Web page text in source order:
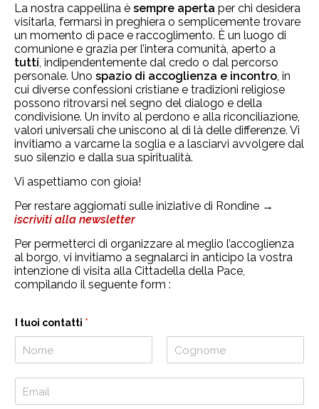
La nostra cappellina è sempre aperta per chi desidera
visitarla, fermarsi in preghiera o semplicemente trovare
un momento di pace e raccoglimento. È un luogo di
comunione e grazia per l’intera comunità, aperto a
tutti, indipendentemente dal credo o dal percorso
personale. Uno spazio di accoglienza e incontro, in
cui diverse confessioni cristiane e tradizioni religiose
possono ritrovarsi nel segno del dialogo e della
condivisione. Un invito al perdono e alla riconciliazione,
valori universali che uniscono al di là delle differenze. Vi
invitiamo a varcarne la soglia e a lasciarvi avvolgere dal
suo silenzio e dalla sua spiritualità.
Vi aspettiamo con gioia!
Per restare aggiornati sulle iniziative di Rondine →
iscriviti alla newsletter
Per permetterci di organizzare al meglio l’accoglienza
al borgo, vi invitiamo a segnalarci in anticipo la vostra
intenzione di visita alla Cittadella della Pace,
compilando il seguente form :
I tuoi contatti *
o
e
o
n
m